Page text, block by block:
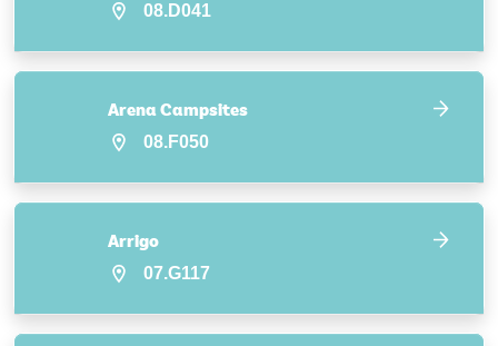
08.D041
Arena Campsites
08.F050
Arrigo
07.G117